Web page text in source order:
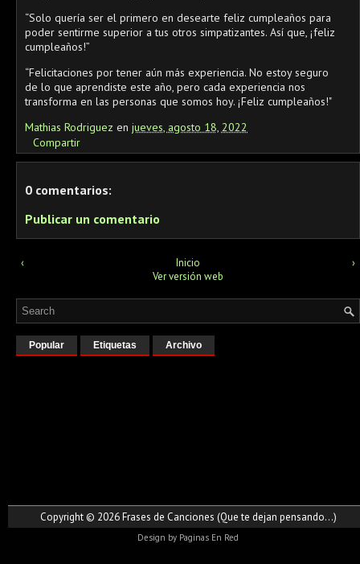
“Solo quería ser el primero en desearte feliz cumpleaños para
poder sentirme superior a tus otros simpatizantes. Así que, ¡feliz
cumpleaños!”
“Felicitaciones por tener aún más experiencia. No estoy seguro
de lo que aprendiste este año, pero cada experiencia nos
transforma en las personas que somos hoy. ¡Feliz cumpleaños!"
Mathias Rodriguez en jueves, agosto 18, 2022
Compartir
0 comentarios:
Publicar un comentario
‹ ›
Inicio
Ver versión web
Popular Etiquetas Archivo
Copyright © 2026Frases de Canciones (Que te dejan pensando...)
Design by Paginas En Red